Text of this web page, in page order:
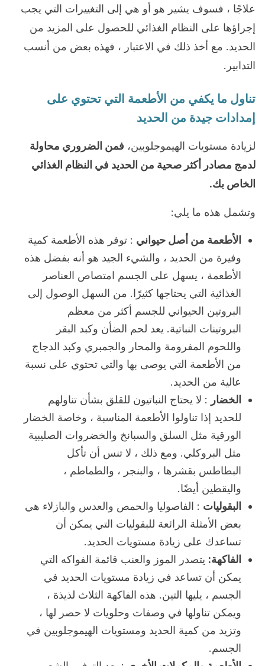
علاجًا ، فسوف يشير هو أو هي إلى التغييرات التي يجب
إجراؤها على النظام الغذائي للحصول على المزيد من
الحديد. مع أخذ ذلك في الاعتبار ، فهذه بعض من أنسب
التدابير.
تناول ما يكفي من الأطعمة التي تحتوي على
إمدادات جيدة من الحديد
لزيادة مستويات الهيموجلوبين، فمن الضروري محاولة
لدمج مصادر أكثر صحية من الحديد في النظام الغذائي
الخاص بك.
وتشمل هذه ما يلي:
الأطعمة من أصل حيواني : توفر هذه الأطعمة كمية
وفيرة من الحديد ، والشيء الجيد هو أنه بفضل هذه
الأطعمة ، يسهل على الجسم امتصاص العناصر
الغذائية التي يحتاجها كثيرًا. من السهل الوصول إلى
البروتين الحيواني للجسم أكثر من معظم
البروتينات النباتية. يعد لحم الضأن وكبد البقر
واللحوم المفرومة والمحار والجمبري وكبد الدجاج
من الأطعمة التي يوصى بها والتي تحتوي على نسبة
عالية من الحديد.
الخضار : لا يحتاج النباتيون للقلق بشأن تناولهم
للحديد إذا تناولوا الأطعمة المناسبة ، وخاصة الخضار
الورقية مثل السلق والسبانخ والخضروات الصليبية
مثل البروكلي. ومع ذلك ، لا تنس أن تأكل
البطاطس بقشرها ، والبنجر ، والطماطم ،
واليقطين أيضًا.
البقوليات : الفاصوليا والحمص والعدس والبازلاء هي
بعض الأمثلة الرائعة للبقوليات التي يمكن أن
تساعدك على زيادة مستويات الحديد.
الفاكهة: يتصدر الموز والعنب قائمة الفواكه التي
يمكن أن تساعد في زيادة مستويات الحديد في
الجسم ، يليها التين. هذه الفاكهة الثلاث لذيذة ،
ويمكن تناولها في وصفات وحلويات لا حصر لها ،
وتزيد من كمية الحديد ومستويات الهيموجلوبين في
الجسم.